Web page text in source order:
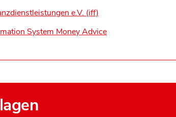
e.V. (iff)
System Money Advice